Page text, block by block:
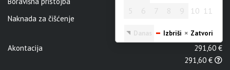
8
5
6 7 8 9 10 11
Danas Izbriši Zatvori
Naknada za čišćenje
Akontacija
291,60 €
291,60 €